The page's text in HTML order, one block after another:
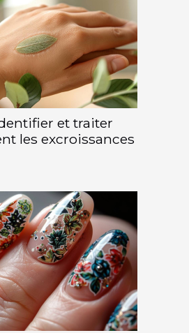
et traiter
les excroissances